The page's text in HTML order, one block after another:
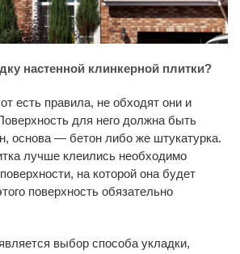
настенной клинкерной плитки?
есть правила, не обходят они и
для него должна быть
основа — бетон либо же штукатурка.
лучше клеились необходимо
на которой она будет
поверхность обязательно
выбор способа укладки,